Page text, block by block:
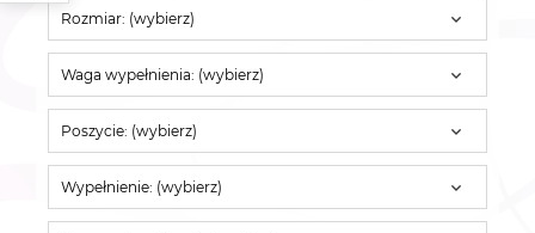
Rozmiar: (wybierz)
Waga wypełnienia: (wybierz)
Poszycie: (wybierz)
Wypełnienie: (wybierz)